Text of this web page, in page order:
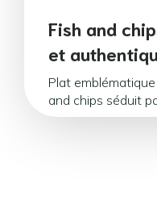
Fish and
et
Plat
and chips séduit